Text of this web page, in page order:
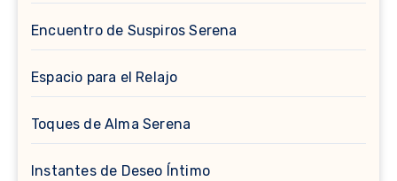
Encuentro de Suspiros Serena
Espacio para el Relajo
Toques de Alma Serena
Instantes de Deseo Íntimo